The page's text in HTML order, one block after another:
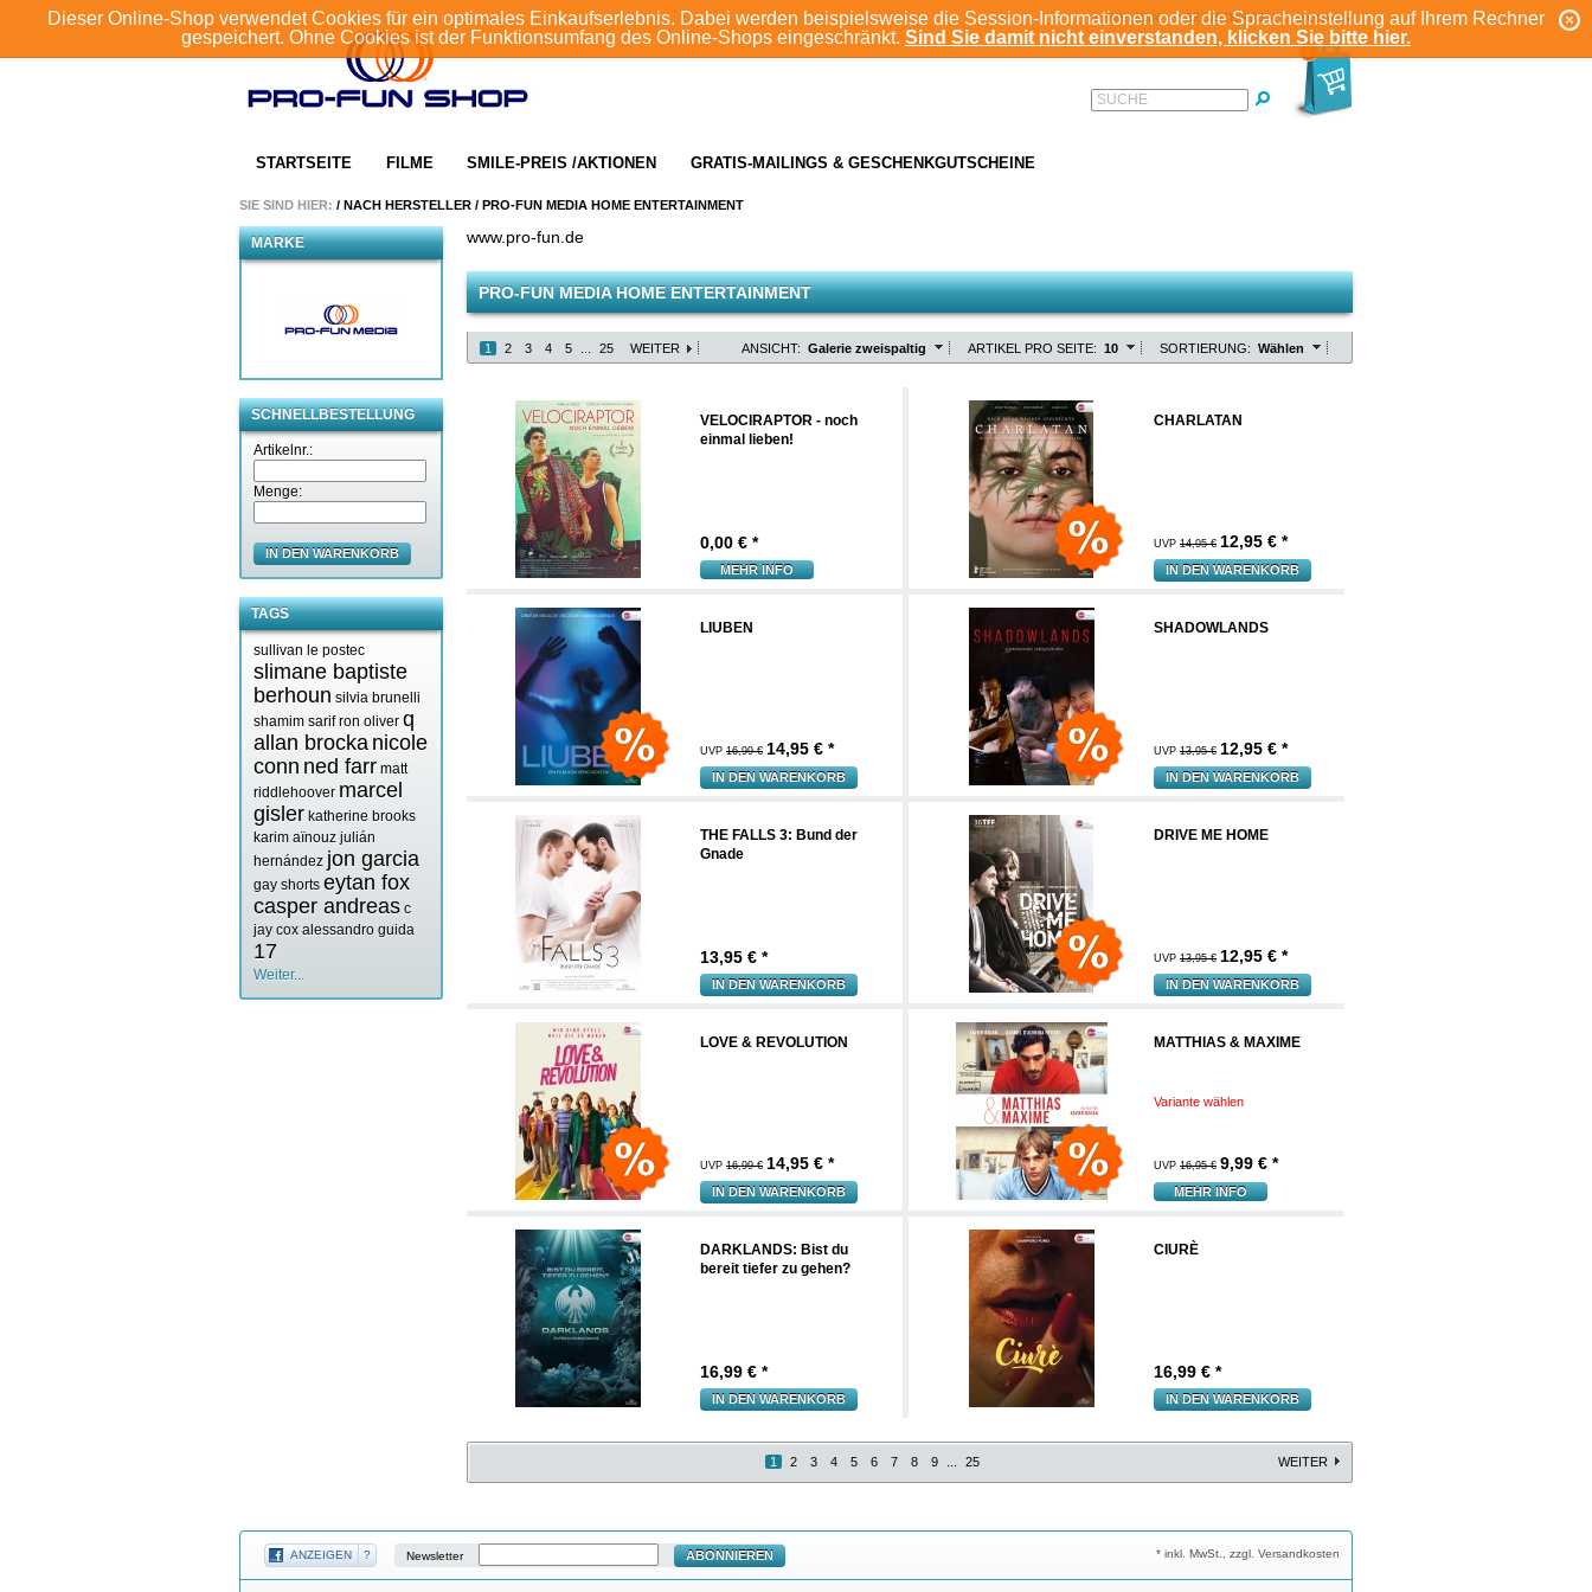
Dieser Online-Shop verwendet Cookies für ein optimales Einkaufserlebnis. Dabei werden beispielsweise die Session-Informationen oder die Spracheinstellung auf Ihrem Rechner
gespeichert. Ohne Cookies ist der Funktionsumfang des Online-Shops eingeschränkt. Sind Sie damit nicht einverstanden, klicken Sie bitte hier.
KONTO
ANMELDEN REGISTRIEREN
STARTSEITE FILME SMILE-PREIS /AKTIONEN GRATIS-MAILINGS & GESCHENKGUTSCHEINE
1
SUCHE
SIE SIND HIER: / NACH HERSTELLER / PRO-FUN MEDIA HOME ENTERTAINMENT
MARKE
SCHNELLBESTELLUNG
Artikelnr.:
Menge:
IN DEN WARENKORB
TAGS
sullivan le postec
slimane baptiste
berhoun silvia brunelli
shamim sarif ron oliver q
allan brocka nicole
conn ned farr matt
riddlehoover marcel
gisler katherine brooks
karim aïnouz julián
hernández jon garcia
gay shorts eytan fox
casper andreas c
jay cox alessandro guida
17
Weiter...
www.pro-fun.de
PRO-FUN MEDIA HOME ENTERTAINMENT
1 2 3 4 5 25 WEITER SORTIERUNG: Wählen
ARTIKEL PRO SEITE: 10
ANSICHT: Galerie zweispaltig
VELOCIRAPTOR - noch
einmal lieben!
0,00 € *
MEHR INFO
CHARLATAN
UVP 14,95 € 12,95 € *
IN DEN WARENKORB
LIUBEN
UVP 16,99 € 14,95 € *
IN DEN WARENKORB
SHADOWLANDS
UVP 13,95 € 12,95 € *
IN DEN WARENKORB
THE FALLS 3: Bund der
Gnade
13,95 € *
IN DEN WARENKORB
DRIVE ME HOME
UVP 13,95 € 12,95 € *
IN DEN WARENKORB
LOVE & REVOLUTION
UVP 16,99 € 14,95 € *
IN DEN WARENKORB
MATTHIAS & MAXIME
Variante wählen
UVP 16,95 € 9,99 € *
MEHR INFO
DARKLANDS: Bist du
bereit tiefer zu gehen?
16,99 € *
IN DEN WARENKORB
CIURÈ
16,99 € *
IN DEN WARENKORB
1 2 3 4 5 6 7 8 9 25 WEITER
ANZEIGEN ? Newsletter ABONNIEREN * inkl. MwSt., zzgl. Versandkosten